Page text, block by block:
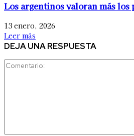
Los argentinos valoran más los
13 enero, 2026
Leer más
DEJA UNA RESPUESTA